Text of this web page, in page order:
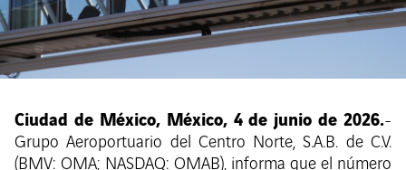
Ciudad de México, México, 4 de junio de 2026.-
Grupo Aeroportuario del Centro Norte, S.A.B. de C.V.
(BMV: OMA; NASDAQ: OMAB), informa que el número